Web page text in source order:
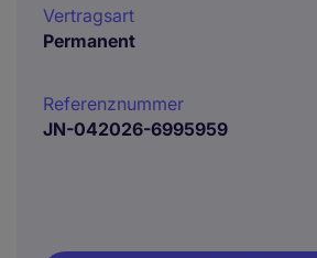
Vertragsart
Permanent
Referenznummer
JN-042026-6995959